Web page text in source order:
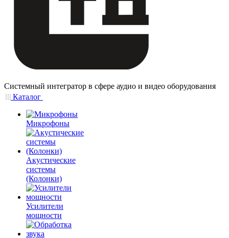
Системный интегратор в сфере аудио и видео оборудования
Каталог
Микрофоны
Акустические
системы
(Колонки)
Усилители
мощности